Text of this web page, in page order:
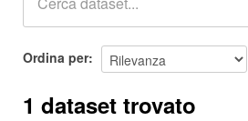
Ordina per
1 dataset trovato